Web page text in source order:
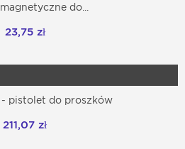
do...
23,75 zł
- pistolet do proszków
211,07 zł